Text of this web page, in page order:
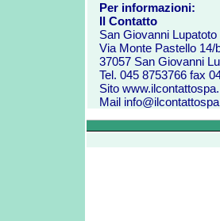
Per informazioni:
Il Contatto
San Giovanni
Via Monte Pastello 14/
37057 San Giovanni
Tel. 045 8753766 fax
Sito
Mail